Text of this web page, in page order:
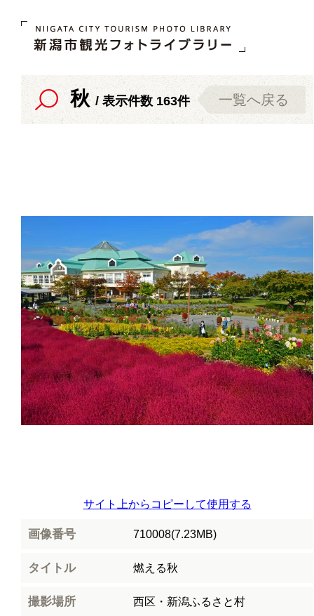
秋 / 表示件数 163件 一覧へ戻る
サイト上からコピーして使用する
画像番号 710008(7.23MB)
タイトル 燃える秋
撮影場所 西区・新潟ふるさと村